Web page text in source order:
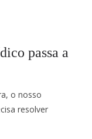
passa a
o nosso
resolver